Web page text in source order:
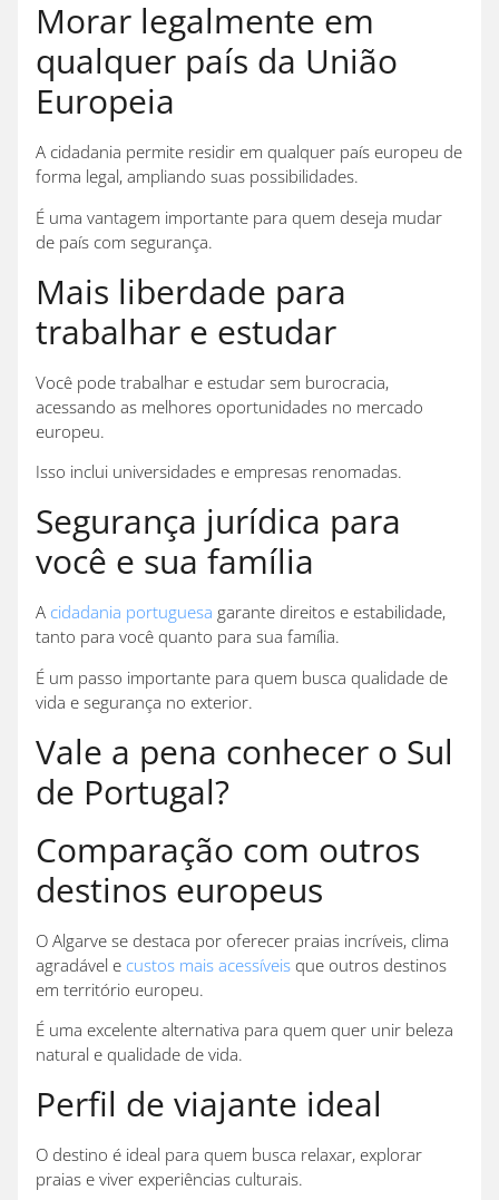
Morar legalmente em
qualquer país da União
Europeia
A cidadania permite residir em qualquer país europeu de
forma legal, ampliando suas possibilidades.
É uma vantagem importante para quem deseja mudar
de país com segurança.
Mais liberdade para
trabalhar e estudar
Você pode trabalhar e estudar sem burocracia,
acessando as melhores oportunidades no mercado
europeu.
Isso inclui universidades e empresas renomadas.
Segurança jurídica para
você e sua família
A cidadania portuguesa garante direitos e estabilidade,
tanto para você quanto para sua família.
É um passo importante para quem busca qualidade de
vida e segurança no exterior.
Vale a pena conhecer o Sul
de Portugal?
Comparação com outros
destinos europeus
O Algarve se destaca por oferecer praias incríveis, clima
agradável e custos mais acessíveis que outros destinos
em território europeu.
É uma excelente alternativa para quem quer unir beleza
natural e qualidade de vida.
Perfil de viajante ideal
O destino é ideal para quem busca relaxar, explorar
praias e viver experiências culturais.